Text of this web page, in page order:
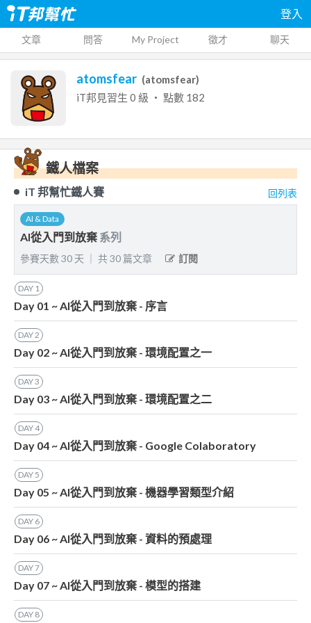
登入
文章 問答 My Project 徵才 聊天
atomsfear (atomsfear)
iT邦見習生 0 級 ‧ 點數 182
鐵人檔案
iT 邦幫忙鐵人賽 回列表
AI & Data
AI從入門到放棄 系列
參賽天數30 天 共30 篇文章 訂閱
DAY 1
Day 01 ~ AI從入門到放棄 - 序言
DAY2
Day 02 ~ AI從入門到放棄 - 環境配置之一
DAY3
Day 03 ~ AI從入門到放棄 - 環境配置之二
DAY4
Day 04 ~ AI從入門到放棄 - Google Colaboratory
DAY5
Day 05 ~ AI從入門到放棄 - 機器學習類型介紹
DAY 6
Day 06 ~ AI從入門到放棄 - 資料的預處理
DAY7
Day 07 ~ AI從入門到放棄 - 模型的搭建
DAY 8